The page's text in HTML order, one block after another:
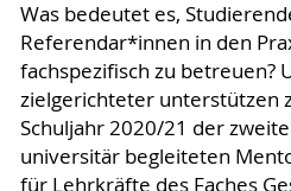
Was bedeutet es,
Referendar*innen in den
fachspezifisch zu betreuen?
zielgerichteter unterstützen
Schuljahr 2020/21 der
universitär begleiteten
für Lehrkräfte des Faches